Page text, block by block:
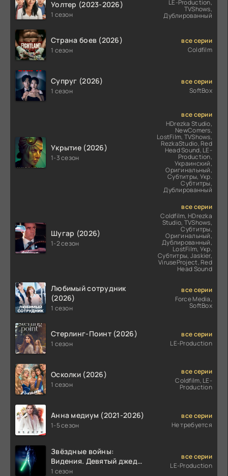
Уолтер (2023-2026)
1 сезон
LE-Production,
TVShows,
Дублированный
Страна боев (2026)
1 сезон
все серии
Coldfilm
Супруг (2026)
1 сезон
все серии
SoftBox
Укрытие (2026)
1-3 сезон
все серии
HDrezka Studio,
NewComers,
LostFilm, TVShows,
RezkaStudio, Red
Head Sound, LE-
Production,
Украинский,
Оригинальный,
Субтитры, Укр.
Субтитры,
Дублированный
Шугар (2026)
1-2 сезон
все серии
Coldfilm, HDrezka
Studio, TVShows,
Субтитры,
Оригинальный,
Дублированный,
LostFilm, Укр.
Субтитры, Jaskier,
ViruseProject, Red
Head Sound
Любимый сотрудник
(2026)
1 сезон
все серии
Force Media,
SoftBox
Стерлинг-Поинт (2026)
1 сезон
все серии
LE-Production
Осколки (2026)
1 сезон
все серии
Coldfilm, LE-
Production
Анна медиум (2021-2026)
1-5 сезон
все серии
Не требуется
Звёздные войны:
Видения. Девятый джедай
(2026)
1 сезон
все серии
LE-Production